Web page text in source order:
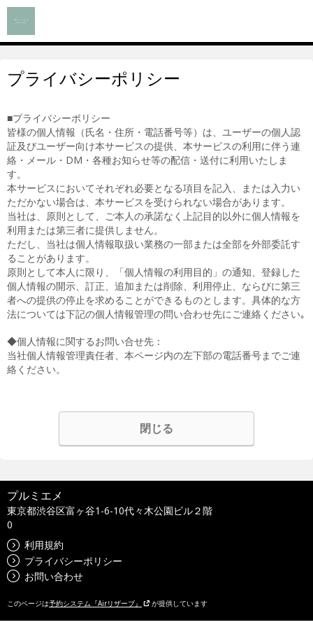
プライバシーポリシー
■プライバシーポリシー
皆様の個人情報（氏名・住所・電話番号等）は、ユーザーの個人認
証及びユーザー向け本サービスの提供、本サービスの利用に伴う連
絡・メール・DM・各種お知らせ等の配信・送付に利用いたしま
す。
本サービスにおいてそれぞれ必要となる項目を記入、または入力い
ただかない場合は、本サービスを受けられない場合があります。
当社は、原則として、ご本人の承諾なく上記目的以外に個人情報を
利用または第三者に提供しません。
ただし、当社は個人情報取扱い業務の一部または全部を外部委託す
ることがあります。
原則として本人に限り、「個人情報の利用目的」の通知、登録した
個人情報の開示、訂正、追加または削除、利用停止、ならびに第三
者への提供の停止を求めることができるものとします。具体的な方
法については下記の個人情報管理の問い合わせ先にご連絡ください｡
◆個人情報に関するお問い合せ先：
当社個人情報管理責任者、本ページ内の左下部の電話番号までご連
絡ください。
閉じる
プルミエメ
東京都渋谷区富ヶ谷1-6-10代々木公園ビル２階
0
利用規約
プライバシーポリシー
お問い合わせ
このページは予約システム『Airリザーブ』 が提供しています